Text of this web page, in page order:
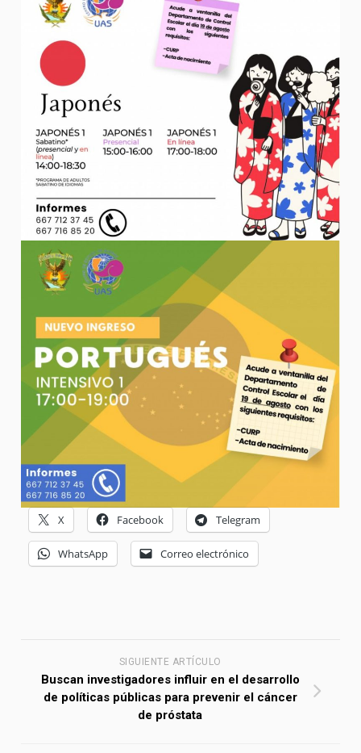
X Facebook Telegram
WhatsApp Correo electrónico
SIGUIENTE ARTÍCULO
Buscan investigadores influir en el desarrollo
de políticas públicas para prevenir el cáncer
de próstata